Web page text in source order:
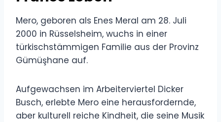
Mero, geboren als Enes Meral am 28. Juli
2000 in Rüsselsheim, wuchs in einer
türkischstämmigen Familie aus der Provinz
Gümüşhane auf.
Aufgewachsen im Arbeiterviertel Dicker
Busch, erlebte Mero eine herausfordernde,
aber kulturell reiche Kindheit, die seine Musik